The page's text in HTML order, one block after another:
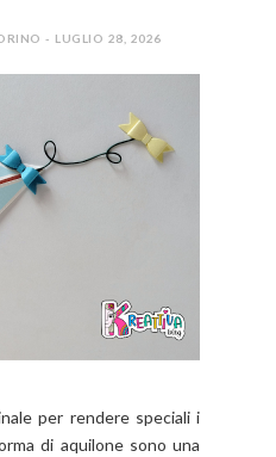
- LUGLIO 28, 2026
per rendere speciali i
di aquilone sono una